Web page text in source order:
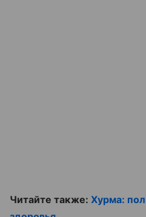
Читайте также: Хурма: